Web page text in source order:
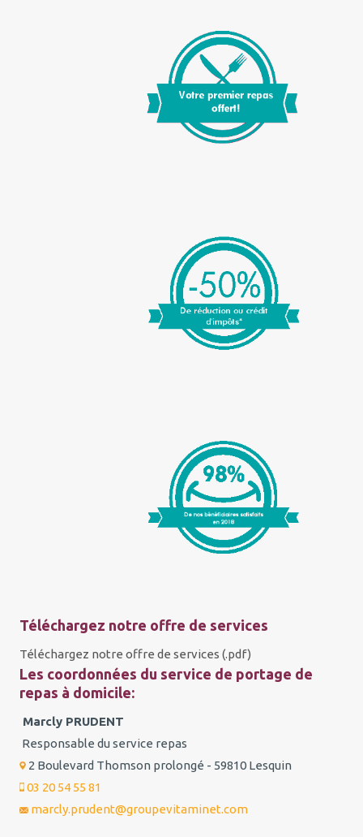
Téléchargez notre offre de services
Téléchargez notre offre de services (.pdf)
Les coordonnées du service de portage de
repas à domicile:
Marcly PRUDENT
Responsable du service repas
2 Boulevard Thomson prolongé - 59810 Lesquin
03 20 54 55 81
marcly.prudent@groupevitaminet.com